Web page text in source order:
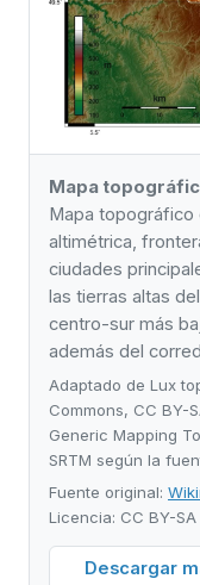
Mapa
Mapa
altimétrica,
ciudades
las tierras altas
centro-sur más
además del
Adaptado de Lux
Commons, CC BY-
Generic Mapping
SRTM según la
Fuente original:
Licencia: CC BY-SA
Descargar